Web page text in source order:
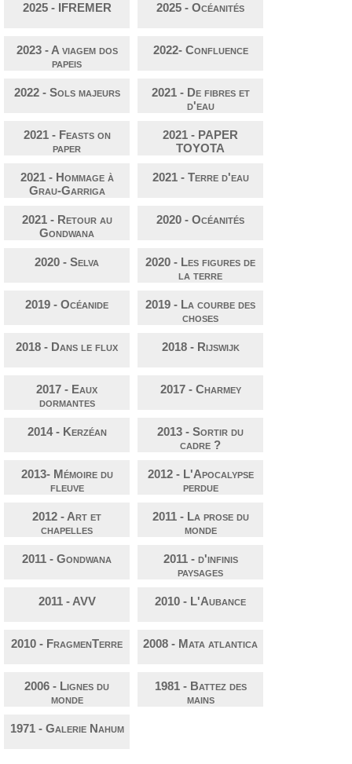
2025 - IFREMER 2025 - Océanités
2023 - A viagem dos
papeis
2022- Confluence
2022 - Sols majeurs
2021 - De fibres et
d'eau
2021 - Feasts on
paper
2021 - PAPER
TOYOTA
2021 - Hommage à
Grau-Garriga
2021 - Terre d'eau
2021 - Retour au
Gondwana
2020 - Océanités
2020 - Selva
2020 - Les figures de
la terre
2019 - Océanide
2019 - La courbe des
choses
2018 - Dans le flux 2018 - Rijswijk
2017 - Eaux
dormantes
2017 - Charmey
2014 - Kerzéan
2013 - Sortir du
cadre ?
2013- Mémoire du
fleuve
2012 - L'Apocalypse
perdue
2012 - Art et
chapelles
2011 - La prose du
monde
2011 - Gondwana
2011 - d'infinis
paysages
2011 - AVV 2010 - L'Aubance
2010 - FragmenTerre 2008 - Mata atlantica
2006 - Lignes du
monde
1981 - Battez des
mains
1971 - Galerie Nahum